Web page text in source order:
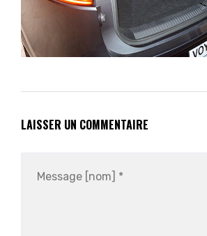
LAISSER UN COMMENTAIRE